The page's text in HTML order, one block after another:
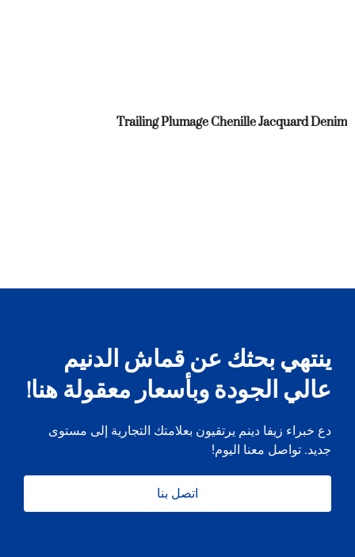
Trailing Plumage Chenille Jacquard Denim
ينتهي بحثك عن قماش الدنيم
عالي الجودة وبأسعار معقولة هنا!
دع خبراء زيفا دينم يرتقيون بعلامتك التجارية إلى مستوى
جديد. تواصل معنا اليوم!
اتصل بنا